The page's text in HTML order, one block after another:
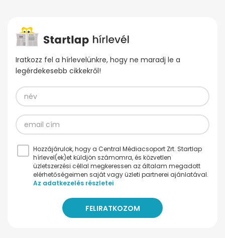
Iratkozz fel a hírlevelünkre, hogy ne maradj le a
legérdekesebb cikkekről!
Hozzájárulok, hogy a Central Médiacsoport Zrt. Startlap
hírlevel(ek)et küldjön számomra, és közvetlen
üzletszerzési céllal megkeressen az általam megadott
elérhetőségeimen saját vagy üzleti partnerei ajánlatával.
Az adatkezelés részletei